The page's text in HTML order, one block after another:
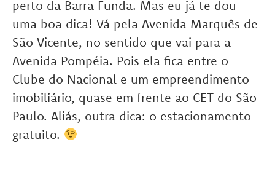
perto da Barra Funda. Mas eu já te dou
uma boa dica! Vá pela Avenida Marquês de
São Vicente, no sentido que vai para a
Avenida Pompéia. Pois ela fica entre o
Clube do Nacional e um empreendimento
imobiliário, quase em frente ao CET do São
Paulo. Aliás, outra dica: o estacionamento
gratuito.